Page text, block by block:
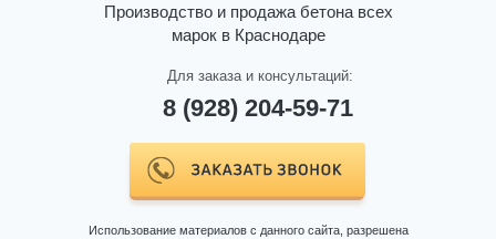
СОБСТВЕННАЯ
Производство и продажа бетона всех
марок в Краснодаре
8 (928) 204-59-71
Использование материалов с данного сайта, разрешена
Для заказа и консультаций: